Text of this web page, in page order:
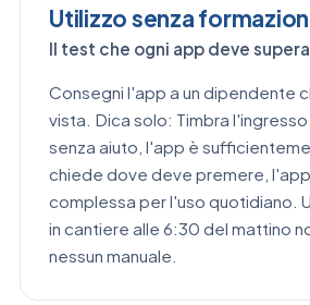
Utilizzo senza
Il test che ogni app deve
Consegni l'app a un dipendente
vista. Dica solo: Timbra
senza aiuto, l'app è
chiede dove deve premere,
complessa per l'uso quotidiano.
in cantiere alle 6:30 del mattino
nessun manuale.